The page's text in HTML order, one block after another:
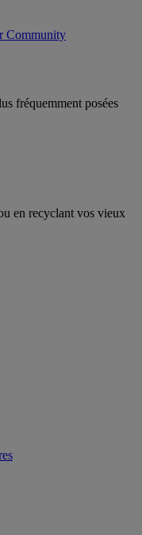
Community
fréquemment posées
en recyclant vos vieux